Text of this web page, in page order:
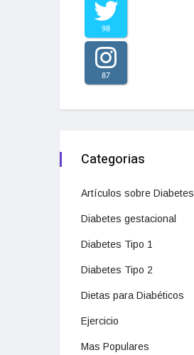
98
87
Categorias
Artículos sobre Diabetes
Diabetes gestacional
Diabetes Tipo 1
Diabetes Tipo 2
Dietas para Diabéticos
Ejercicio
Mas Populares